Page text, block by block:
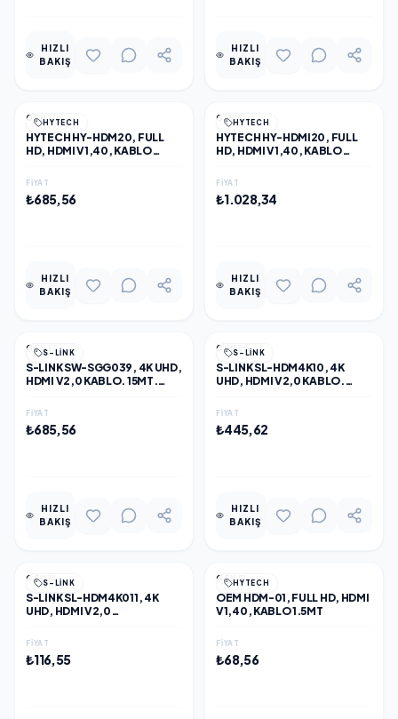
HIZLI
BAKIŞ
HIZLI
BAKIŞ
HYTECH
GENEL
HYTECH HY-HDM20, FULL
HD, HDMI V1,40, KABLO
FIYAT
₺685,56
HIZLI
BAKIŞ
HYTECH
GENEL
HYTECH HY-HDMI20, FULL
HD, HDMI V1,40, KABLO
FIYAT
₺1.028,34
HIZLI
BAKIŞ
S-LINK
GENEL
S-LINK SW-SGG039, 4K UHD,
HDMI V2,0 KABLO. 15MT.
FIYAT
₺685,56
HIZLI
BAKIŞ
S-LINK
GENEL
S-LINK SL-HDM4K10, 4K
UHD, HDMI V2,0 KABLO.
FIYAT
₺445,62
HIZLI
BAKIŞ
S-LINK
GENEL
S-LINK SL-HDM4K011, 4K
UHD, HDMI V2,0
FIYAT
₺116,55
HYTECH
GENEL
OEM HDM-01, FULL HD, HDMI
V1,40, KABLO 1.5MT
FIYAT
₺68,56